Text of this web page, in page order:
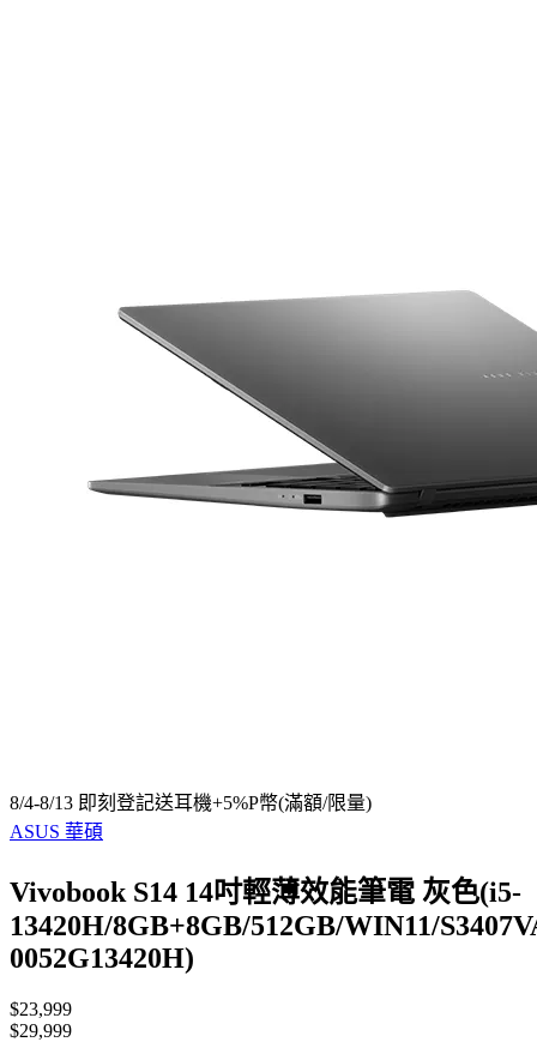
8/4-8/13 即刻登記送耳機+5%P幣(滿額/限量)
ASUS 華碩
Vivobook S14 14吋輕薄效能筆電 灰色(i5-
13420H/8GB+8GB/512GB/WIN11/
0052G13420H)
$23,999
$29,999